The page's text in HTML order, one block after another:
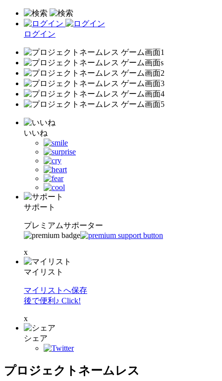
ログイン
いいね
サポート
プレミアムサポーター
x
マイリスト
マイリストへ保存
後で便利♪ Click!
x
シェア
プロジェクトネームレス